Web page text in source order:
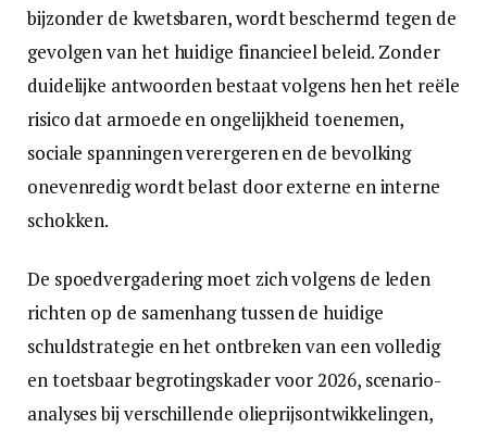
bijzonder de kwetsbaren, wordt beschermd tegen de
gevolgen van het huidige financieel beleid. Zonder
duidelijke antwoorden bestaat volgens hen het reële
risico dat armoede en ongelijkheid toenemen,
sociale spanningen verergeren en de bevolking
onevenredig wordt belast door externe en interne
schokken.
De spoedvergadering moet zich volgens de leden
richten op de samenhang tussen de huidige
schuldstrategie en het ontbreken van een volledig
en toetsbaar begrotingskader voor 2026, scenario-
analyses bij verschillende olieprijsontwikkelingen,